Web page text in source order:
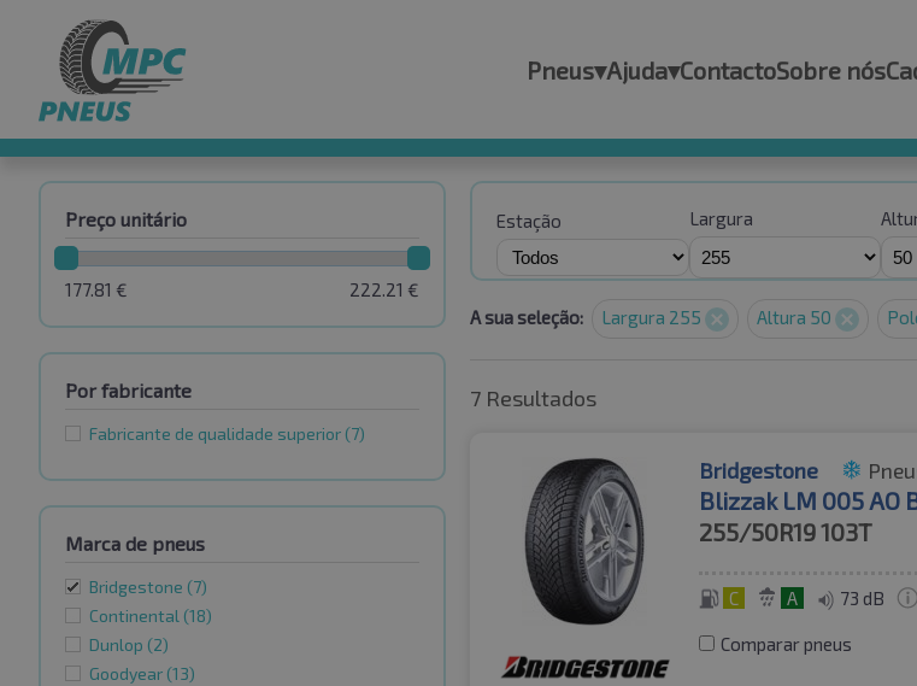
Pneus▾Ajuda▾ContactoSobre nós
Preço unitário
222.21 €
177.81 €
Por fabricante
Fabricante de qualidade superior (7)
Marca de pneus
Bridgestone (7)
Continental (18)
Dunlop (2)
Goodyear (13)
Estação Largura
A sua seleção: Largura 255 Altura 50
7 Resultados
Bridgestone
Blizzak LM 005 AO
255/50R19103T
C A 73 dB
Comparar pneus